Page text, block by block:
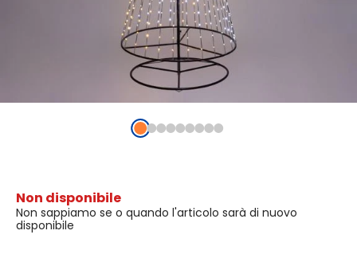
Non disponibile
Non sappiamo se o quando l'articolo sarà di nuovo
disponibile